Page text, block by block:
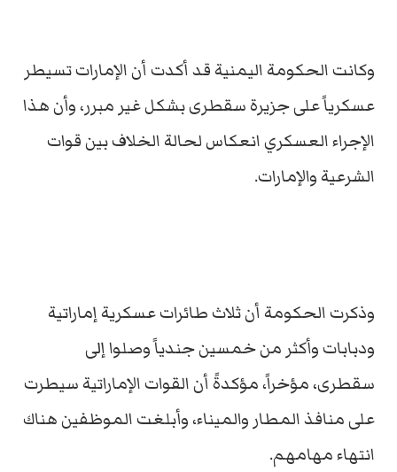
وكانت الحكومة اليمنية قد أكدت أن الإمارات تسيطر
عسكرياً على جزيرة سقطرى بشكل غير مبرر، وأن هذا
الإجراء العسكري انعكاس لحالة الخلاف بين قوات
الشرعية والإمارات.
وذكرت الحكومة أن ثلاث طائرات عسكرية إماراتية
ودبابات وأكثر من خمسين جندياً وصلوا إلى
سقطرى، مؤخراً، مؤكدةً أن القوات الإماراتية سيطرت
على منافذ المطار والميناء، وأبلغت الموظفين هناك
انتهاء مهامهم.